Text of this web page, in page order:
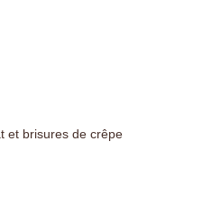
et brisures de crêpe